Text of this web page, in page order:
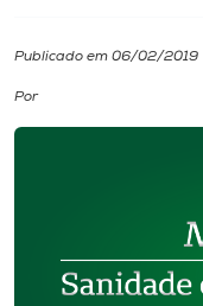
Cultura
CPA
Editora
Publicado em 06/02/2019
Por